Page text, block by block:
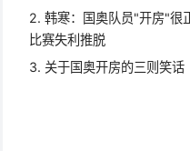
2. 韩寒：国奥队员"开房"很
比赛失利推脱
3. 关于国奥开房的三则笑话